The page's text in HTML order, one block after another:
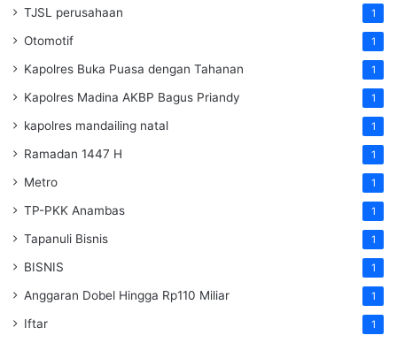
TJSL perusahaan 1
Otomotif 1
Kapolres Buka Puasa dengan Tahanan 1
Kapolres Madina AKBP Bagus Priandy 1
kapolres mandailing natal 1
Ramadan 1447 H 1
Metro 1
TP-PKK Anambas 1
Tapanuli Bisnis 1
BISNIS 1
Anggaran Dobel Hingga Rp110 Miliar 1
Iftar 1